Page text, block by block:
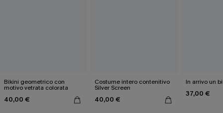
Bikini geometrico con
motivo vetrata colorata
40,00 €
Costume intero contenitivo
Silver Screen
40,00 €
In arrivo un
37,00 €